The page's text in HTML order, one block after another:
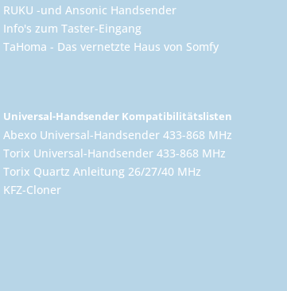
RUKU -und Ansonic Handsender
Info's zum Taster-Eingang
TaHoma - Das vernetzte Haus von Somfy
Universal-Handsender Kompatibilitätslisten
Abexo Universal-Handsender 433-868 MHz
Torix Universal-Handsender 433-868 MHz
Torix Quartz Anleitung 26/27/40 MHz
KFZ-Cloner